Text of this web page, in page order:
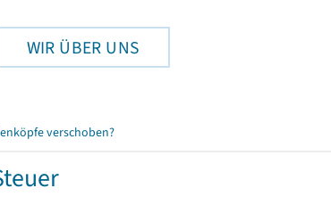
WIR ÜBER UNS
verschoben?